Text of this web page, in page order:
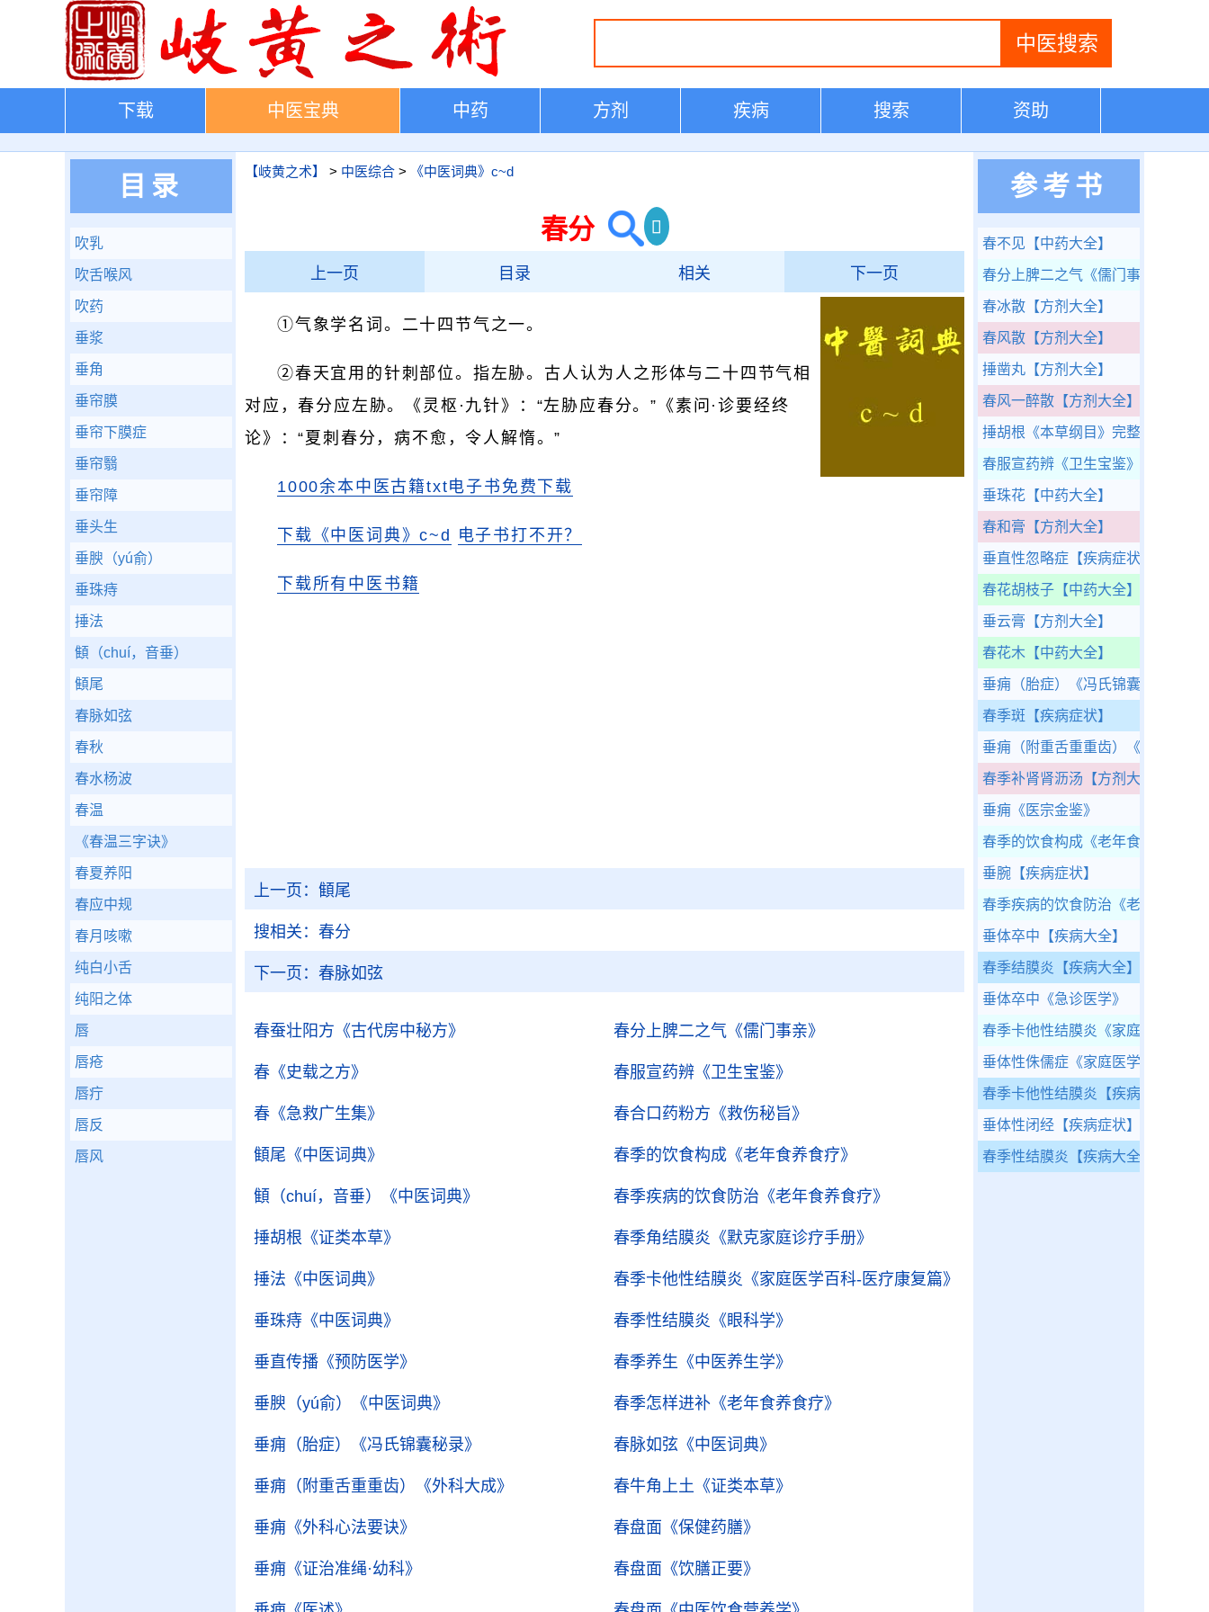
下载 中医宝典 中药 方剂 疾病 搜索 资助
【岐黄之术】 > 中医综合 > 《中医词典》c~d
春分
上一页 目录 相关 下一页
①气象学名词。二十四节气之一。
②春天宜用的针刺部位。指左胁。古人认为人之形体与二十四节气相
对应，春分应左胁。《灵枢·九针》：“左胁应春分。”《素问·诊要经终
论》：“夏刺春分，病不愈，令人解惰。”
1000余本中医古籍txt电子书免费下载
下载《中医词典》c~d 电子书打不开？
下载所有中医书籍
上一页： 顀尾
搜相关： 春分
下一页： 春脉如弦
春蚕壮阳方 《古代房中秘方》 春分上脾二之气 《儒门事亲》
春 《史载之方》 春服宣药辨 《卫生宝鉴》
春 《急救广生集》 春合口药粉方 《救伤秘旨》
顀尾 《中医词典》 春季的饮食构成 《老年食养食疗》
顀（chuí，音垂） 《中医词典》 春季疾病的饮食防治 《老年食养食疗》
捶胡根 《证类本草》 春季角结膜炎 《默克家庭诊疗手册》
捶法 《中医词典》 春季卡他性结膜炎 《家庭医学百科-医疗康复篇》
垂珠痔 《中医词典》 春季性结膜炎 《眼科学》
垂直传播 《预防医学》 春季养生 《中医养生学》
垂腴（yú俞） 《中医词典》 春季怎样进补 《老年食养食疗》
垂痈（胎症） 《冯氏锦囊秘录》 春脉如弦 《中医词典》
垂痈（附重舌重重齿） 《外科大成》 春牛角上土 《证类本草》
垂痈 《外科心法要诀》 春盘面 《保健药膳》
垂痈 《证治准绳·幼科》 春盘面 《饮膳正要》
目录
吹乳
吹舌喉风
吹药
垂浆
垂角
垂帘膜
垂帘下膜症
垂帘翳
垂帘障
垂头生
垂腴（yú俞）
垂珠痔
捶法
顀（chuí，音垂）
顀尾
春脉如弦
春秋
春水杨波
春温
《春温三字诀》
春夏养阳
春应中规
春月咳嗽
纯白小舌
纯阳之体
唇
唇疮
唇疔
唇反
唇风
参考书
春不见 【中药大全】
春分上脾二之气 《儒门事亲》
春冰散 【方剂大全】
春风散 【方剂大全】
捶凿丸 【方剂大全】
春风一醉散 【方剂大全】
捶胡根 《本草纲目》完整版
春服宣药辨 《卫生宝鉴》
垂珠花 【中药大全】
春和膏 【方剂大全】
垂直性忽略症 【疾病症状】
春花胡枝子 【中药大全】
垂云膏 【方剂大全】
春花木 【中药大全】
垂痈（胎症） 《冯氏锦囊秘录》
春季斑 【疾病症状】
垂痈（附重舌重重齿） 《外科大成
春季补肾肾沥汤 【方剂大全】
垂痈 《医宗金鉴》
春季的饮食构成 《老年食养食疗》
垂腕 【疾病症状】
春季疾病的饮食防治 《老年食养食
垂体卒中 【疾病大全】
春季结膜炎 【疾病大全】
垂体卒中 《急诊医学》
春季卡他性结膜炎 《家庭医学百科
垂体性侏儒症 《家庭医学百科-医疗
春季卡他性结膜炎 【疾病大全】
垂体性闭经 【疾病症状】
春季性结膜炎 【疾病大全】